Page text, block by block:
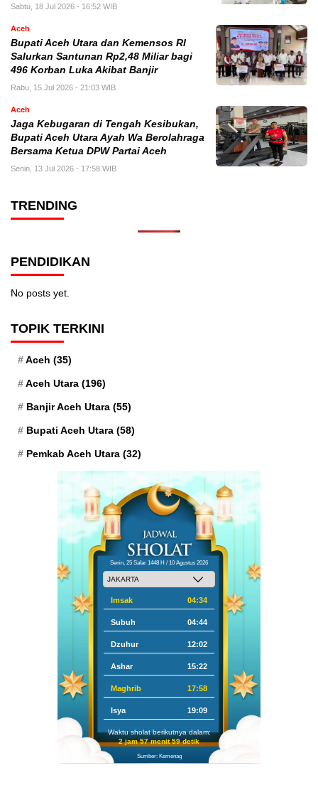
Sabtu, 18 Jul 2026 - 16:52 WIB
Aceh
Bupati Aceh Utara dan Kemensos RI
Salurkan Santunan Rp2,48 Miliar bagi
496 Korban Luka Akibat Banjir
Rabu, 15 Jul 2026 - 21:03 WIB
Aceh
Jaga Kebugaran di Tengah Kesibukan,
Bupati Aceh Utara Ayah Wa Berolahraga
Bersama Ketua DPW Partai Aceh
Senin, 13 Jul 2026 - 17:58 WIB
TRENDING
PENDIDIKAN
No posts yet.
TOPIK TERKINI
Aceh (35)
Aceh Utara (196)
Banjir Aceh Utara (55)
Bupati Aceh Utara (58)
Pemkab Aceh Utara (32)
Senin, 25 Safar 1448 H / 10 Agustus 2026
Imsak 04:34
Subuh 04:44
Dzuhur 12:02
Ashar 15:22
Maghrib 17:58
Isya 19:09
Waktu sholat berikutnya dalam:
2 jam 57 menit 58 detik
Sumber: Kemenag